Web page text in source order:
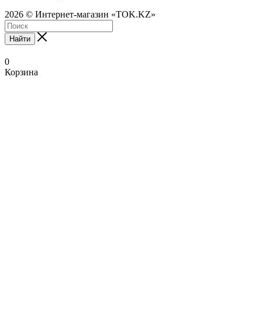
2026 © Интернет-магазин «TOK.KZ»
Найти
0
Корзина